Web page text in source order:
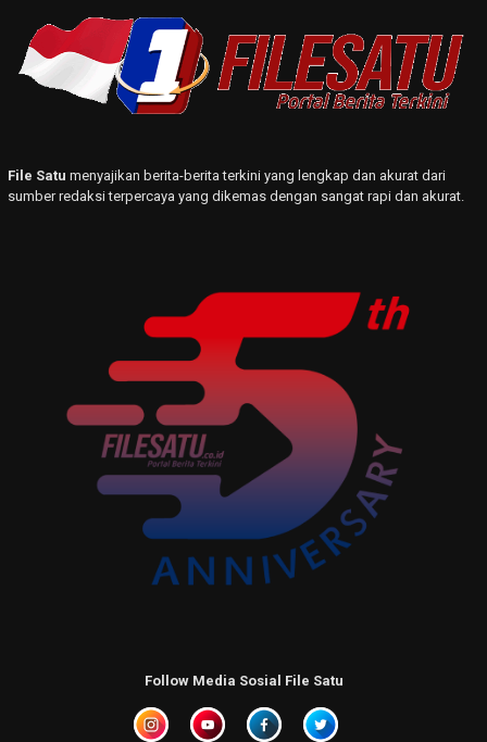
File Satu menyajikan berita-berita terkini yang lengkap dan akurat dari
sumber redaksi terpercaya yang dikemas dengan sangat rapi dan akurat.
Follow Media Sosial File Satu